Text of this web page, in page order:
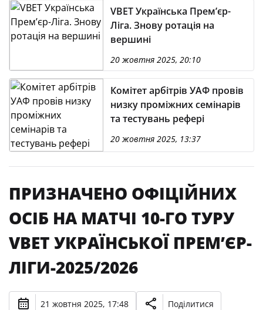
VBET Українська Премʼєр-
Ліга. Знову ротація на
вершині
20 жовтня 2025, 20:10
Комітет арбітрів УАФ провів
низку проміжних семінарів
та тестувань рефері
20 жовтня 2025, 13:37
ПРИЗНАЧЕНО ОФІЦІЙНИХ
ОСІБ НА МАТЧІ 10-ГО ТУРУ
VBET УКРАЇНСЬКОЇ ПРЕМʼЄР-
ЛІГИ-2025/2026
21 жовтня 2025, 17:48 Поділитися